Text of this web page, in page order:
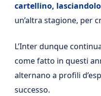
cartellino,
un’altra stagione, per
L’Inter dunque
come fatto in questi
alternano a profili
successo.